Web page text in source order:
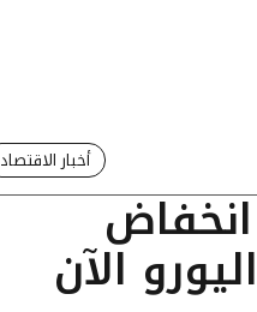
أخبار الاقتصاد
انخفاض
اليورو الآن